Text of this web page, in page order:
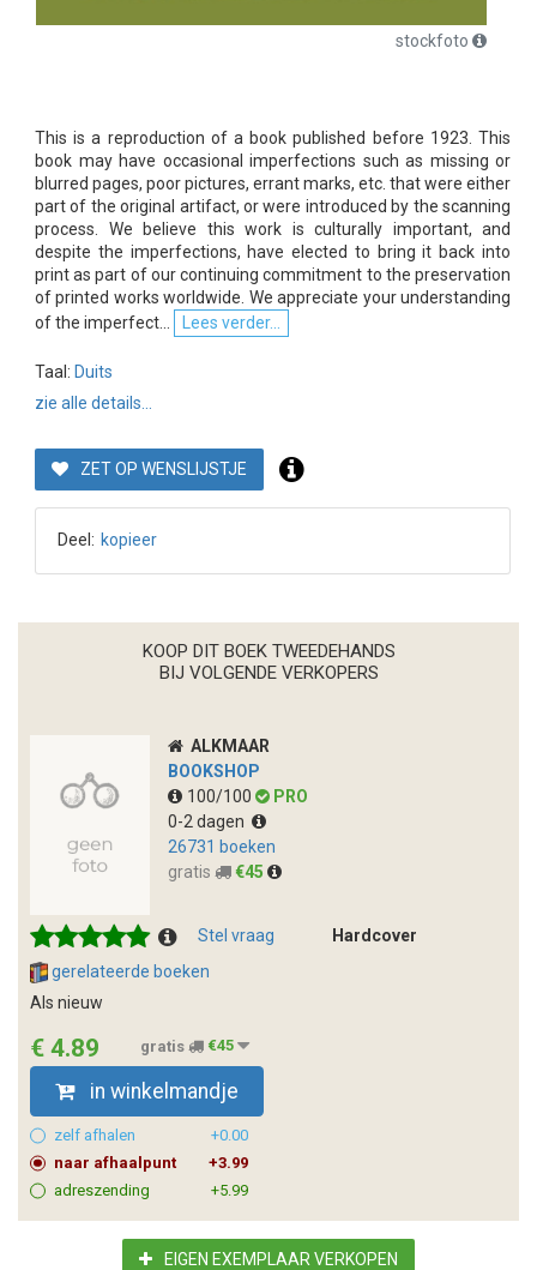
stockfoto
This is a reproduction of a book published before 1923. This
book may have occasional imperfections such as missing or
blurred pages, poor pictures, errant marks, etc. that were either
part of the original artifact, or were introduced by the scanning
process. We believe this work is culturally important, and
despite the imperfections, have elected to bring it back into
print as part of our continuing commitment to the preservation
of printed works worldwide. We appreciate your understanding
of the imperfect...
Lees verder...
Taal: Duits
zie alle details...
ZET OP WENSLIJSTJE
Deel: kopieer
KOOP DIT BOEK TWEEDEHANDS
BIJ VOLGENDE VERKOPERS
ALKMAAR
BOOKSHOP
100/100
PRO
0-2 dagen
26731 boeken
gratis
€45
Stel vraag
Hardcover
gerelateerde boeken
Als nieuw
€ 4.89 gratis €45
in winkelmandje
zelf afhalen
+0.00
naar afhaalpunt
+3.99
adreszending
+5.99
EIGEN EXEMPLAAR VERKOPEN